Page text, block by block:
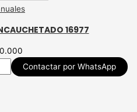
16977
Contactar por WhatsApp